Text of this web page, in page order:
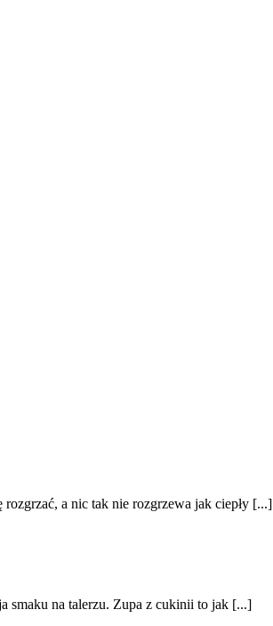
a nic tak nie rozgrzewa jak ciepły [...]
smaku na talerzu. Zupa z cukinii to jak [...]